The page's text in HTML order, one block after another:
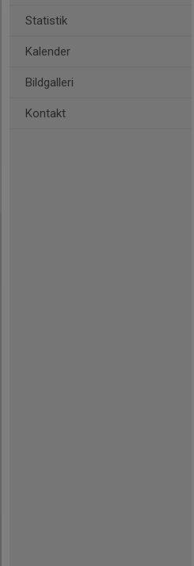
Statistik
Kalender
Bildgalleri
Kontakt